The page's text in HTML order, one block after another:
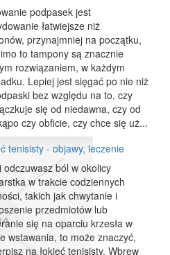
podpasek jest
łatwiejsze niż
przynajmniej na początku,
to tampony są znacznie
rozwiązaniem, w każdym
Lepiej jest sięgać po nie niż
bez względu na to, czy
się od niedawna, czy od
czy obficie, czy chce się uż...
tenisisty - objawy, leczenie
odczuwasz ból w okolicy
w trakcie codziennych
takich jak chwytanie i
przedmiotów lub
się na oparciu krzesła w
wstawania, to może znaczyć,
na łokieć tenisisty. Wbrew